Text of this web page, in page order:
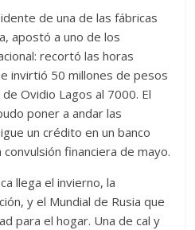
de una de las fábricas
apostó a uno de los
recortó las horas
invirtió 50 millones de pesos
Ovidio Lagos al 7000. El
poner a andar las
un crédito en un banco
financiera de mayo.
llega el invierno, la
y el Mundial de Rusia que
para el hogar. Una de cal y